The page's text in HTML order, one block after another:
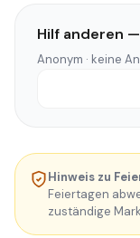
Hilf anderen
Anonym · keine
Hinweis zu
Feiertagen
zuständige